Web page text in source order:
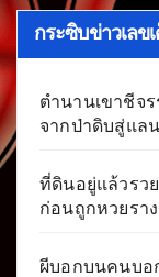
กระซิบข่าวเลข
ตำนานเขาชีจร
จากป่าดิบสู่แล
ที่ดินอยู่แล้วรว
ก่อนถูกหวยรา
ผีบอกบนคนบอ